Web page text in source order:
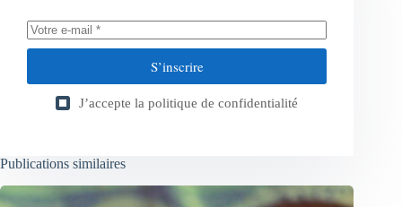
S’inscrire
J’accepte la politique de confidentialité
Publications similaires